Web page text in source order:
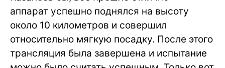
аппарат успешно поднялся на высоту
около 10 километров и совершил
относительно мягкую посадку. После этого
трансляция была завершена и испытание